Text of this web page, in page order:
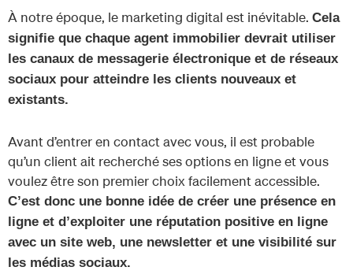
À notre époque, le marketing digital est inévitable. Cela
signifie que chaque agent immobilier devrait utiliser
les canaux de messagerie électronique et de réseaux
sociaux pour atteindre les clients nouveaux et
existants.
Avant d’entrer en contact avec vous, il est probable
qu’un client ait recherché ses options en ligne et vous
voulez être son premier choix facilement accessible.
C’est donc une bonne idée de créer une présence en
ligne et d’exploiter une réputation positive en ligne
avec un site web, une newsletter et une visibilité sur
les médias sociaux.